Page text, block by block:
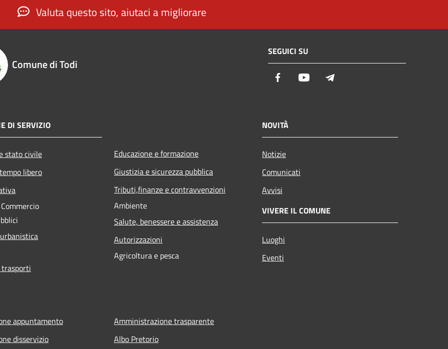
Valuta questo sito, aiutaci a migliorare
Comune di Todi
SEGUICI SU
Facebook Youtube
DI SERVIZIO
stato civile
libero
Educazione e formazione
Giustizia e sicurezza pubblica
Tributi,finanze e contravvenzioni
Ambiente
Salute, benessere e assistenza
Autorizzazioni
Agricoltura e pesca
NOVITÀ
Notizie
Comunicati
Avvisi
VIVERE IL COMUNE
Luoghi
Eventi
appuntamento
disservizio
Amministrazione trasparente
Albo Pretorio